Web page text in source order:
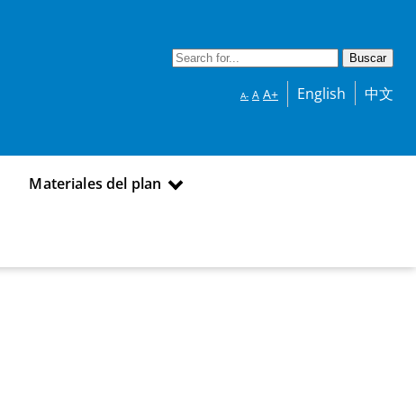
A- A A+ English 中文
Materiales del plan